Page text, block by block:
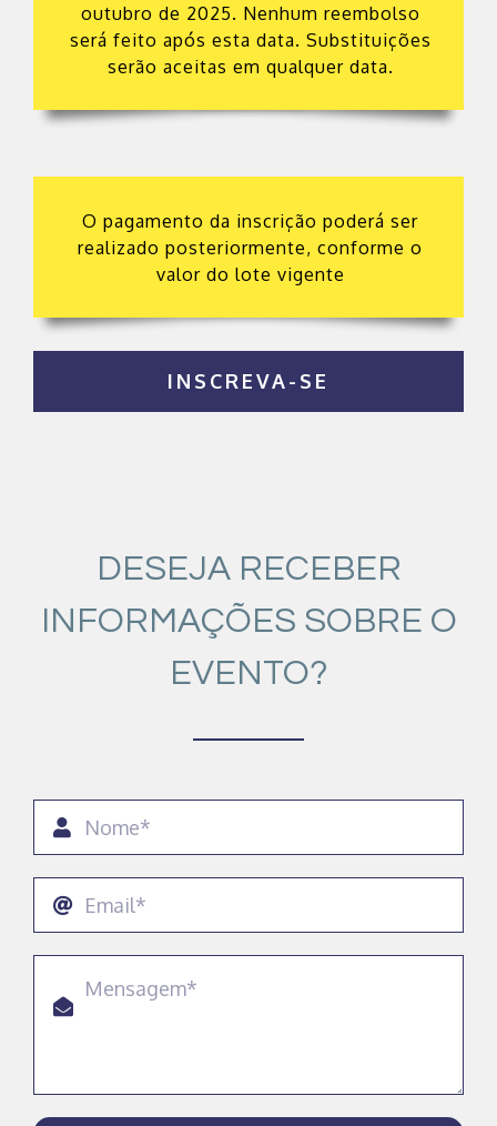
outubro de 2025. Nenhum reembolso
será feito após esta data. Substituições
serão aceitas em qualquer data.
O pagamento da inscrição poderá ser
realizado posteriormente, conforme o
valor do lote vigente
INSCREVA-SE
DESEJA RECEBER
INFORMAÇÕES SOBRE O
EVENTO?